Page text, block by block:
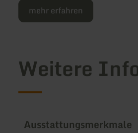
mehr erfahren
Weitere
Ausstattungsmerkmale